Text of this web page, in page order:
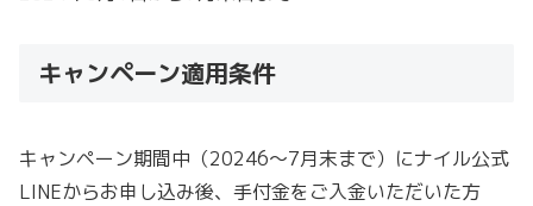
キャンペーン適用条件
キャンペーン期間中（20246〜7月末まで）にナイル公式
LINEからお申し込み後、手付金をご入金いただいた方